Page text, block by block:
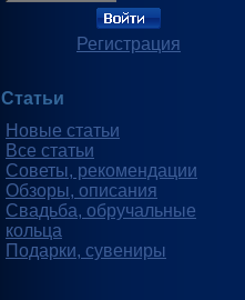
Регистрация
Статьи
Новые статьи
Все статьи
Советы, рекомендации
Обзоры, описания
Свадьба, обручальные
кольца
Подарки, сувениры